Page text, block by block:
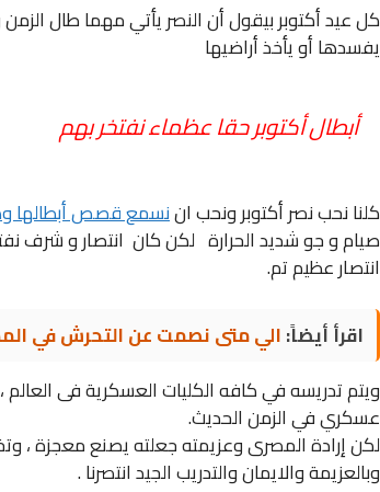
كل عيد أكتوبر بيقول أن النصر يأتي مهما طال
يفسدها أو يأخذ أراضيها
أبطال أكتوبر حقا عظماء نفتخر بهم
كلنا نحب نصر أكتوبر ونحب اننسمع قصص أبطالها
صيام و جو شديد الحرارة لكن كان انتصار و شرف
انتصار عظيم تم.
اقرأ أيضاً:الي متى نصمت عن التحرش في
ويتم تدريسه في كافه الكليات العسكرية فى
عسكري في الزمن الحديث.
لكن إرادة المصرى وعزيمته جعلته يصنع معجزة ،
وبالعزيمة والايمان والتدريب الجيد انتصرنا .